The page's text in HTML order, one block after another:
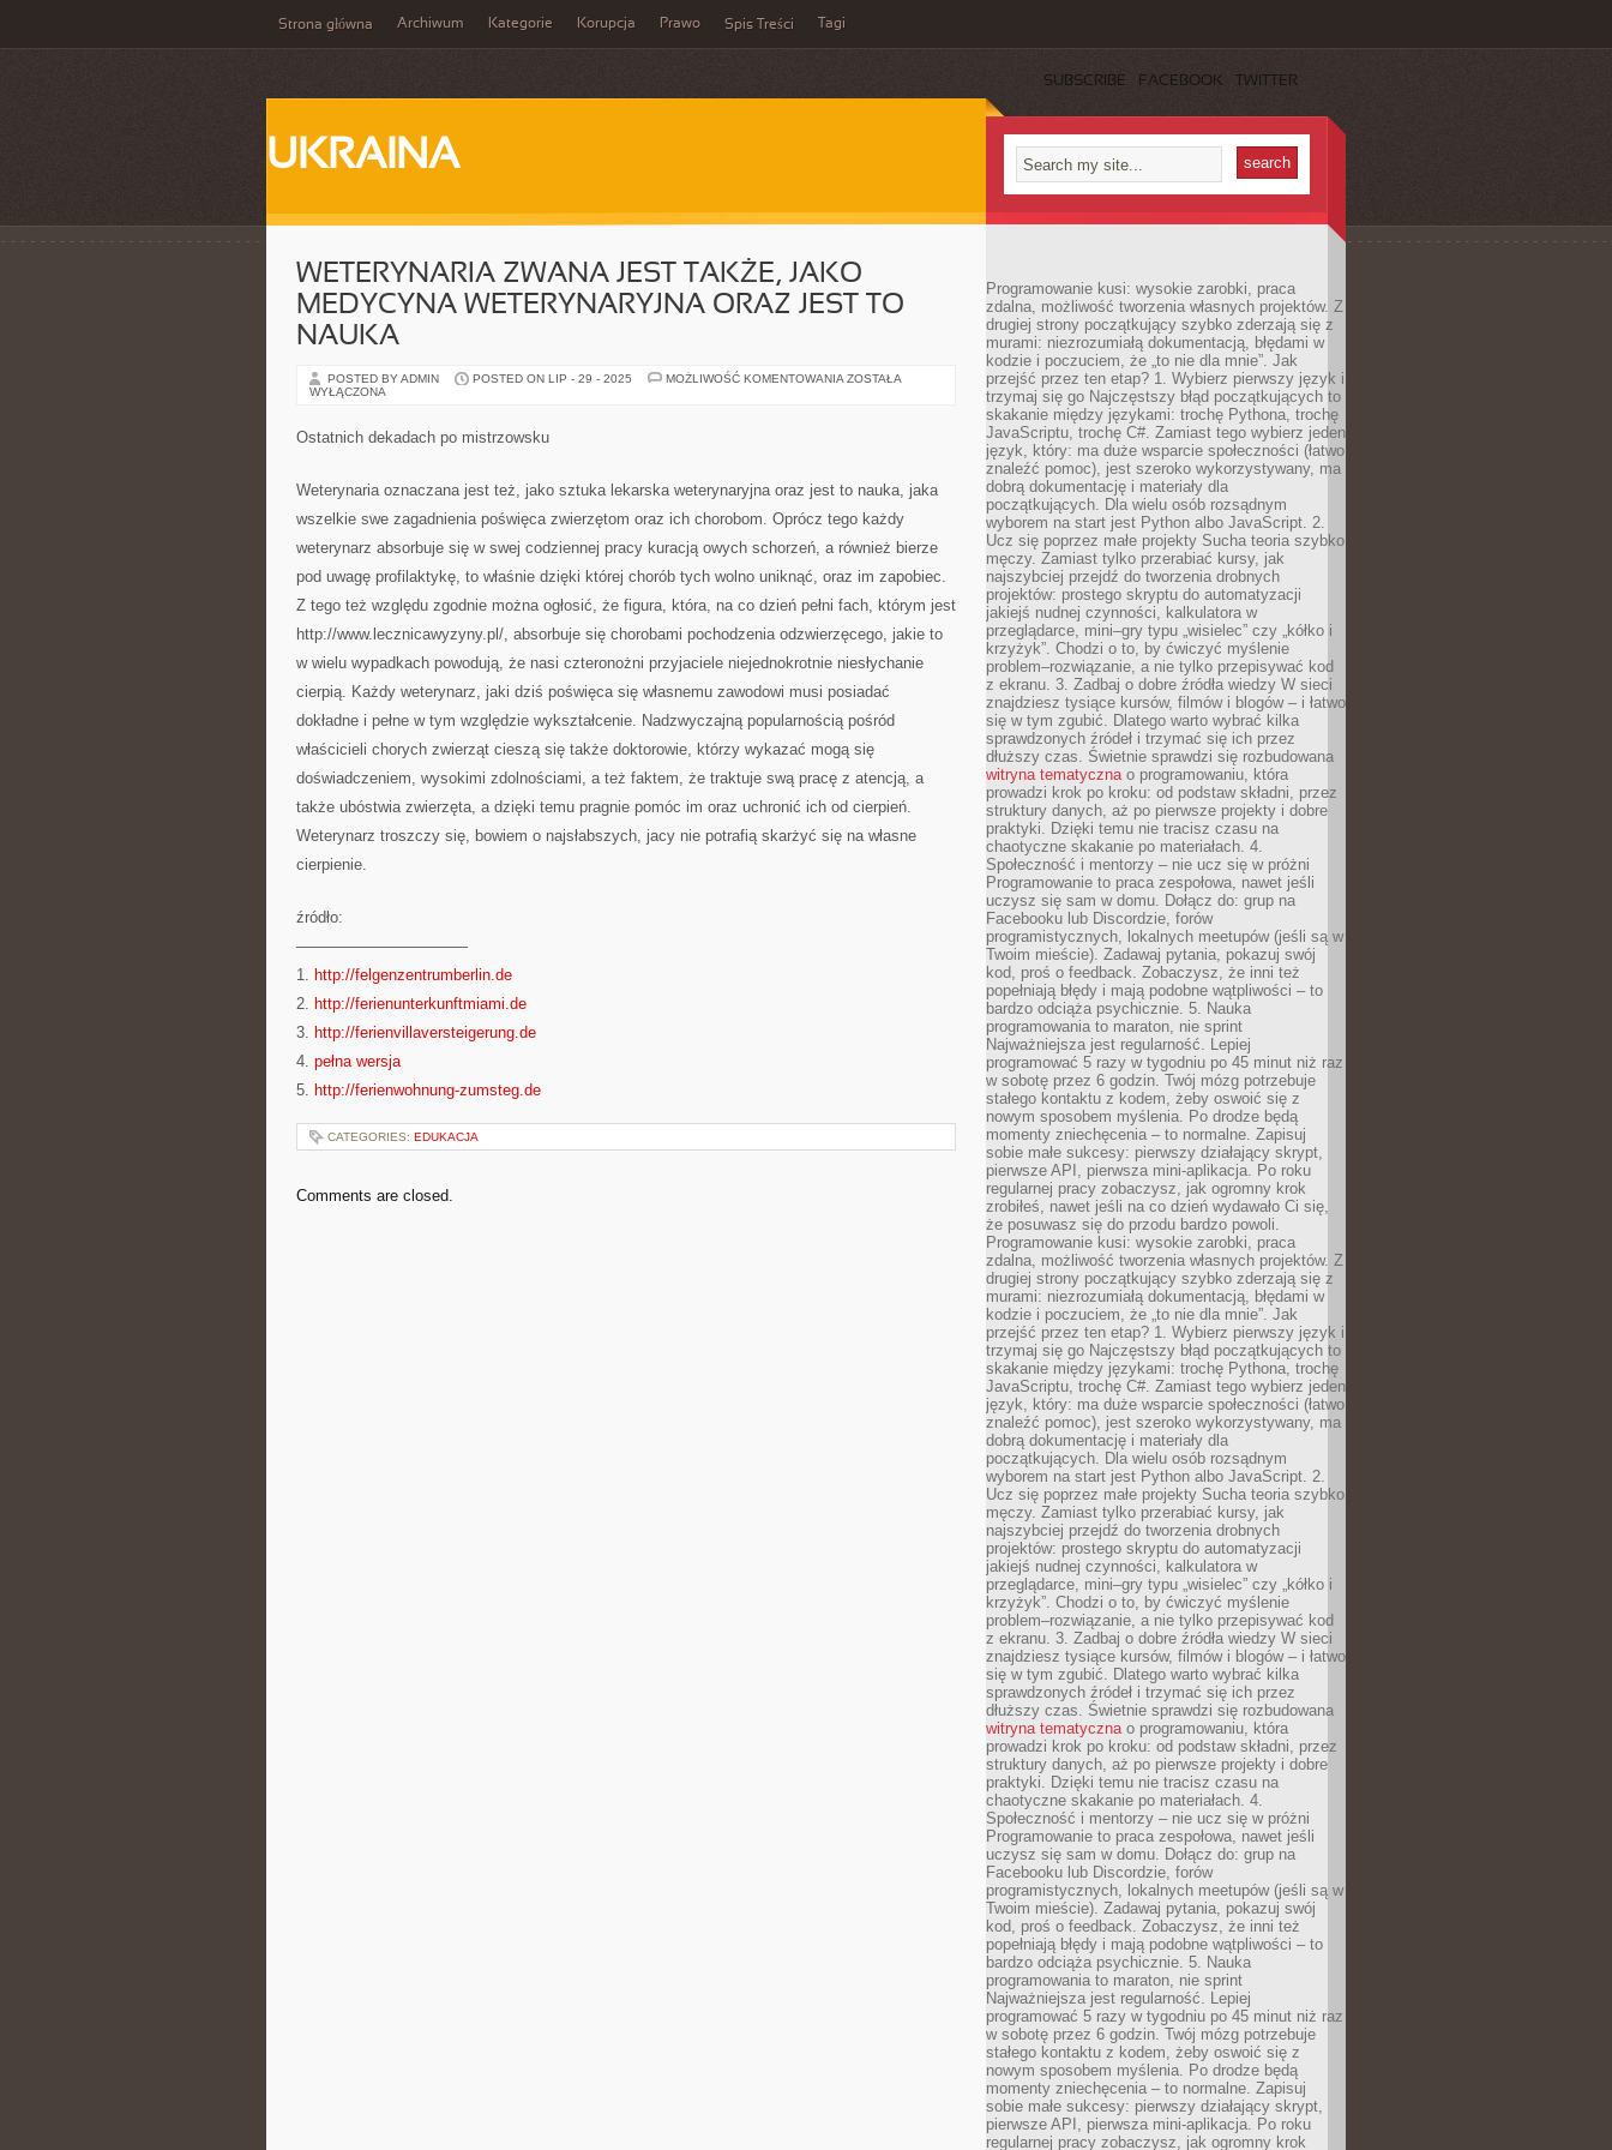
Strona główna Archiwum Kategorie Korupcja Prawo Spis Treści Tagi
SUBSCRIBE FACEBOOK TWITTER
UKRAINA
WETERYNARIA ZWANA JEST TAKŻE, JAKO
MEDYCYNA WETERYNARYJNA ORAZ JEST TO
NAUKA
POSTED BY ADMIN POSTED ON LIP - 29 - 2025 MOŻLIWOŚĆ KOMENTOWANIA WETERYNARIA
TO
ZOSTAŁA
WYŁĄCZONA
Ostatnich dekadach po mistrzowsku
Weterynaria oznaczana jest też, jako sztuka lekarska weterynaryjna oraz jest to nauka, jaka
wszelkie swe zagadnienia poświęca zwierzętom oraz ich chorobom. Oprócz tego każdy
weterynarz absorbuje się w swej codziennej pracy kuracją owych schorzeń, a również bierze
pod uwagę profilaktykę, to właśnie dzięki której chorób tych wolno uniknąć, oraz im zapobiec.
Z tego też względu zgodnie można ogłosić, że figura, która, na co dzień pełni fach, którym jest
http://www.lecznicawyzyny.pl/, absorbuje się chorobami pochodzenia odzwierzęcego, jakie to
w wielu wypadkach powodują, że nasi czteronożni przyjaciele niejednokrotnie niesłychanie
cierpią. Każdy weterynarz, jaki dziś poświęca się własnemu zawodowi musi posiadać
dokładne i pełne w tym względzie wykształcenie. Nadzwyczajną popularnością pośród
właścicieli chorych zwierząt cieszą się także doktorowie, którzy wykazać mogą się
doświadczeniem, wysokimi zdolnościami, a też faktem, że traktuje swą pracę z atencją, a
także ubóstwia zwierzęta, a dzięki temu pragnie pomóc im oraz uchronić ich od cierpień.
Weterynarz troszczy się, bowiem o najsłabszych, jacy nie potrafią skarżyć się na własne
cierpienie.
źródło:
———————————
1. http://felgenzentrumberlin.de
2. http://ferienunterkunftmiami.de
3. http://ferienvillaversteigerung.de
4. pełna wersja
5. http://ferienwohnung-zumsteg.de
CATEGORIES: EDUKACJA
Comments are closed.
Programowanie kusi: wysokie zarobki, praca
zdalna, możliwość tworzenia własnych projektów. Z
drugiej strony początkujący szybko zderzają się z
murami: niezrozumiałą dokumentacją, błędami w
kodzie i poczuciem, że „to nie dla mnie”. Jak
przejść przez ten etap? 1. Wybierz pierwszy język i
trzymaj się go Najczęstszy błąd początkujących to
skakanie między językami: trochę Pythona, trochę
JavaScriptu, trochę C#. Zamiast tego wybierz jeden
język, który: ma duże wsparcie społeczności (łatwo
znaleźć pomoc), jest szeroko wykorzystywany, ma
dobrą dokumentację i materiały dla
początkujących. Dla wielu osób rozsądnym
wyborem na start jest Python albo JavaScript. 2.
Ucz się poprzez małe projekty Sucha teoria szybko
męczy. Zamiast tylko przerabiać kursy, jak
najszybciej przejdź do tworzenia drobnych
projektów: prostego skryptu do automatyzacji
jakiejś nudnej czynności, kalkulatora w
przeglądarce, mini–gry typu „wisielec” czy „kółko i
krzyżyk”. Chodzi o to, by ćwiczyć myślenie
problem–rozwiązanie, a nie tylko przepisywać kod
z ekranu. 3. Zadbaj o dobre źródła wiedzy W sieci
znajdziesz tysiące kursów, filmów i blogów – i łatwo
się w tym zgubić. Dlatego warto wybrać kilka
sprawdzonych źródeł i trzymać się ich przez
dłuższy czas. Świetnie sprawdzi się rozbudowana
witryna tematycznao programowaniu, która
prowadzi krok po kroku: od podstaw składni, przez
struktury danych, aż po pierwsze projekty i dobre
praktyki. Dzięki temu nie tracisz czasu na
chaotyczne skakanie po materiałach. 4.
Społeczność i mentorzy – nie ucz się w próżni
Programowanie to praca zespołowa, nawet jeśli
uczysz się sam w domu. Dołącz do: grup na
Facebooku lub Discordzie, forów
programistycznych, lokalnych meetupów (jeśli są w
Twoim mieście). Zadawaj pytania, pokazuj swój
kod, proś o feedback. Zobaczysz, że inni też
popełniają błędy i mają podobne wątpliwości – to
bardzo odciąża psychicznie. 5. Nauka
programowania to maraton, nie sprint
Najważniejsza jest regularność. Lepiej
programować 5 razy w tygodniu po 45 minut niż raz
w sobotę przez 6 godzin. Twój mózg potrzebuje
stałego kontaktu z kodem, żeby oswoić się z
nowym sposobem myślenia. Po drodze będą
momenty zniechęcenia – to normalne. Zapisuj
sobie małe sukcesy: pierwszy działający skrypt,
pierwsze API, pierwsza mini-aplikacja. Po roku
regularnej pracy zobaczysz, jak ogromny krok
zrobiłeś, nawet jeśli na co dzień wydawało Ci się,
że posuwasz się do przodu bardzo powoli.
Programowanie kusi: wysokie zarobki, praca
zdalna, możliwość tworzenia własnych projektów. Z
drugiej strony początkujący szybko zderzają się z
murami: niezrozumiałą dokumentacją, błędami w
kodzie i poczuciem, że „to nie dla mnie”. Jak
przejść przez ten etap? 1. Wybierz pierwszy język i
trzymaj się go Najczęstszy błąd początkujących to
skakanie między językami: trochę Pythona, trochę
JavaScriptu, trochę C#. Zamiast tego wybierz jeden
język, który: ma duże wsparcie społeczności (łatwo
znaleźć pomoc), jest szeroko wykorzystywany, ma
dobrą dokumentację i materiały dla
początkujących. Dla wielu osób rozsądnym
wyborem na start jest Python albo JavaScript. 2.
Ucz się poprzez małe projekty Sucha teoria szybko
męczy. Zamiast tylko przerabiać kursy, jak
najszybciej przejdź do tworzenia drobnych
projektów: prostego skryptu do automatyzacji
jakiejś nudnej czynności, kalkulatora w
przeglądarce, mini–gry typu „wisielec” czy „kółko i
krzyżyk”. Chodzi o to, by ćwiczyć myślenie
problem–rozwiązanie, a nie tylko przepisywać kod
z ekranu. 3. Zadbaj o dobre źródła wiedzy W sieci
znajdziesz tysiące kursów, filmów i blogów – i łatwo
się w tym zgubić. Dlatego warto wybrać kilka
sprawdzonych źródeł i trzymać się ich przez
dłuższy czas. Świetnie sprawdzi się rozbudowana
witryna tematycznao programowaniu, która
prowadzi krok po kroku: od podstaw składni, przez
struktury danych, aż po pierwsze projekty i dobre
praktyki. Dzięki temu nie tracisz czasu na
chaotyczne skakanie po materiałach. 4.
Społeczność i mentorzy – nie ucz się w próżni
Programowanie to praca zespołowa, nawet jeśli
uczysz się sam w domu. Dołącz do: grup na
Facebooku lub Discordzie, forów
programistycznych, lokalnych meetupów (jeśli są w
Twoim mieście). Zadawaj pytania, pokazuj swój
kod, proś o feedback. Zobaczysz, że inni też
popełniają błędy i mają podobne wątpliwości – to
bardzo odciąża psychicznie. 5. Nauka
programowania to maraton, nie sprint
Najważniejsza jest regularność. Lepiej
programować 5 razy w tygodniu po 45 minut niż raz
w sobotę przez 6 godzin. Twój mózg potrzebuje
stałego kontaktu z kodem, żeby oswoić się z
nowym sposobem myślenia. Po drodze będą
momenty zniechęcenia – to normalne. Zapisuj
sobie małe sukcesy: pierwszy działający skrypt,
pierwsze API, pierwsza mini-aplikacja. Po roku
regularnej pracy zobaczysz, jak ogromny krok